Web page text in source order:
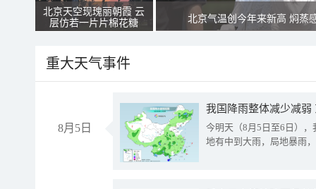
北京天空现瑰丽朝霞 云
层仿若一片片棉花糖
北京气温创今年来新高 焖蒸
重大天气事件
8月5日
我国降雨整体减少减弱
今明天（8月5日至6日）
地有中到大雨，局地暴雨